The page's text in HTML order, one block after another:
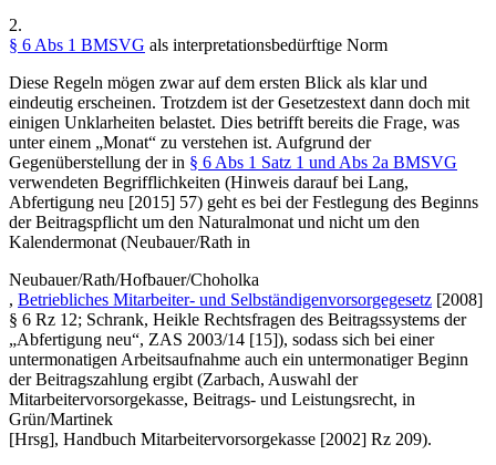
2.
§ 6 Abs 1 BMSVG als interpretationsbedürftige Norm
Diese Regeln mögen zwar auf dem ersten Blick als klar und
eindeutig erscheinen. Trotzdem ist der Gesetzestext dann doch mit
einigen Unklarheiten belastet. Dies betrifft bereits die Frage, was
unter einem „Monat“ zu verstehen ist. Aufgrund der
Gegenüberstellung der in § 6 Abs 1 Satz 1 und Abs 2a BMSVG
verwendeten Begrifflichkeiten (Hinweis darauf bei Lang,
Abfertigung neu [2015] 57) geht es bei der Festlegung des Beginns
der Beitragspflicht um den Naturalmonat und nicht um den
Kalendermonat (Neubauer/Rath in
Neubauer/Rath/Hofbauer/Choholka
, Betriebliches Mitarbeiter- und Selbständigenvorsorgegesetz [2008]
§ 6 Rz 12; Schrank, Heikle Rechtsfragen des Beitragssystems der
„Abfertigung neu“, ZAS 2003/14 [15]), sodass sich bei einer
untermonatigen Arbeitsaufnahme auch ein untermonatiger Beginn
der Beitragszahlung ergibt (Zarbach, Auswahl der
Mitarbeitervorsorgekasse, Beitrags- und Leistungsrecht, in
Grün/Martinek
[Hrsg], Handbuch Mitarbeitervorsorgekasse [2002] Rz 209).